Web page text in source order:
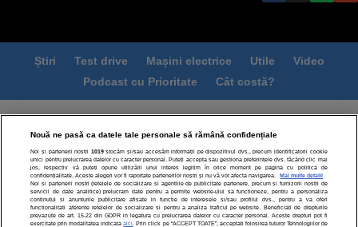
Știri Test drive Mașini electrice Utile
Video
Podcast cu Prioritate
Cât costă?
Termeni si conditii
Politica de confidentialitate
Politica de cookies
Echipa editorială
Contact
Modifică Setările
Nouă ne pasă ca datele tale personale să rămână confidențiale
Noi și partenerii noștri 1019stocăm și/sau accesăm informații pe dispozitivul dvs., precum identificatorii cookie
unici pentru prelucrarea datelor cu caracter personal. Puteți accepta sau gestiona preferințele dvs. făcând clic mai
jos, respectiv vă puteți opune utilizării unui interes legitim în orice moment pe pagina cu politica de
confidențialitate. Aceste alegeri vor fi raportate partenerilor noștri și nu vă vor afecta navigarea.
Mai multe detalii
Noi si partenerii nostri (retelele de socializare si agentiile de publicitate partenere, precum si furnizorii nostri de
servicii de date analitice) prelucram date pentru a permite website-ului sa functioneze, pentru a personaliza
continutul si anunturile publicitare afisate in functie de interesele si/sau profilul dvs., pentru a va oferi
functionalitati aferente retelelor de socializare si pentru a analiza traficul pe website. Beneficiati de drepturile
prevazute de art. 15-22 din GDPR in legatura cu prelucrarea datelor cu caracter personal. Aceste drepturi pot fi
exercitate prin modalitatea indicataaici . Prin click pe “ACCEPT TOATE”, acceptati folosirea tuturor Tehnologiilor de